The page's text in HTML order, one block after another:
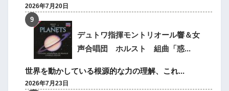
2026年7月20日
デュトワ指揮モントリオール響＆女
声合唱団 ホルスト 組曲「惑...
世界を動かしている根源的な力の理解、これ...
2026年7月23日